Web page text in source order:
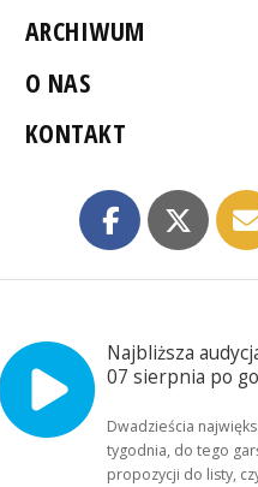
ARCHIWUM
O NAS
KONTAKT
Najbliższa
07 sierpnia po
Dwadzieścia
tygodnia, do tego
propozycji do listy,